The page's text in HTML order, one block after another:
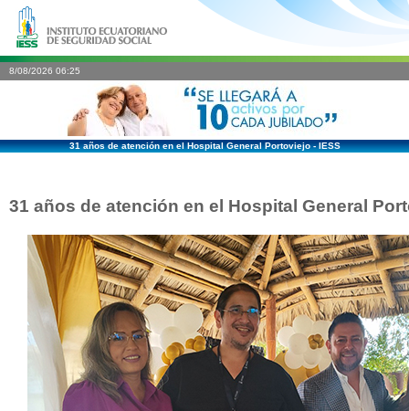
8/08/2026 06:25
31 años de atención en el Hospital General Portoviejo - IESS
31 años de atención en el Hospital General